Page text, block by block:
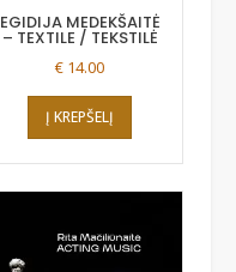
EGIDIJA MEDEKŠAITĖ
– TEXTILE / TEKSTILĖ
€ 14.00
Į KREPŠELĮ